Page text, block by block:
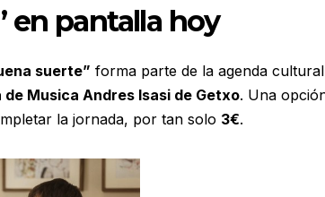
en pantalla hoy
suerte” forma parte de la agenda cultural
Musica Andres Isasi de Getxo. Una
la jornada, por tan solo 3€.